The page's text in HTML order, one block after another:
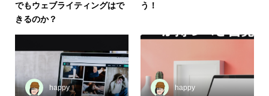
でもウェブライティングはで
きるのか？
う！
happy happy